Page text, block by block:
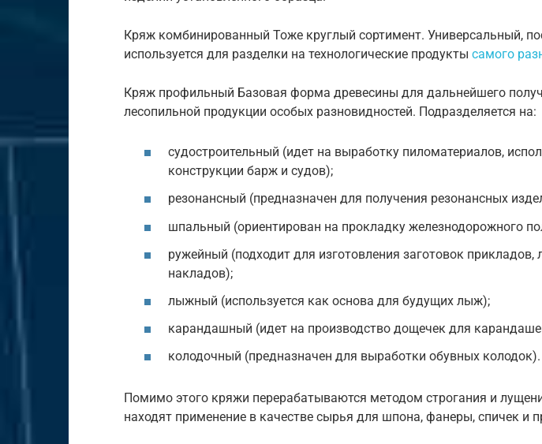
Кряж комбинированный Тоже круглый сортимент. Универсальный,
используется для разделки на технологические продукты самого
Кряж профильный Базовая форма древесины для дальнейшего
лесопильной продукции особых разновидностей. Подразделяется на:
судостроительный (идет на выработку пиломатериалов,
конструкции барж и судов);
резонансный (предназначен для получения резонансных
шпальный (ориентирован на прокладку железнодорожного
ружейный (подходит для изготовления заготовок прикладов,
накладов);
лыжный (используется как основа для будущих лыж);
карандашный (идет на производство дощечек для
колодочный (предназначен для выработки обувных колодок).
Помимо этого кряжи перерабатываются методом строгания и
находят применение в качестве сырья для шпона, фанеры, спичек и